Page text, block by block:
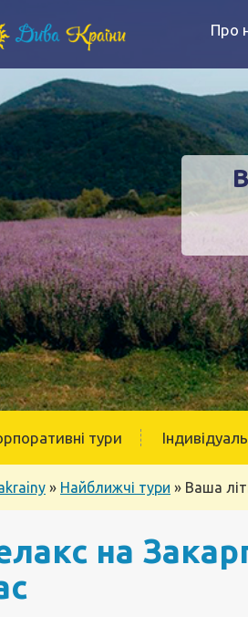
Про
тури
» Найближчі тури » Ваша
на